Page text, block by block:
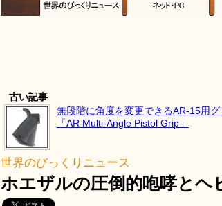
古い記事
無段階に角度を変更できるAR-15用
「AR Multi-Angle Pistol Grip」
世界のびっくりニュース
ホエザルの圧倒的咆哮とヘ